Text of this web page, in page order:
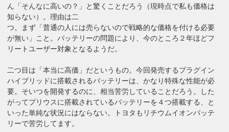
ん「そんなに高いの？」と驚くことだろう（現時点で私も価格は
知らない）。理由は二
つ。まず「普通の人には売らないので戦略的な価格を付ける必要
が無い」こと。バッテリーの問題により、今のところ２年ほどフ
リートユーザー対象となるようだ。
二つ目は「本当に高価」だというもの。今回発売するプラグイン
ハイブリッドに搭載されるバッテリーは、かなり特殊な性能が必
要。そいつを開発するのに、相当苦労していることだろう。した
がってプリウスに搭載されているバッテリーを４つ搭載する、と
いった単純な状況にはならない。トヨタもリチウムイオンバッテ
リーで苦労してます。